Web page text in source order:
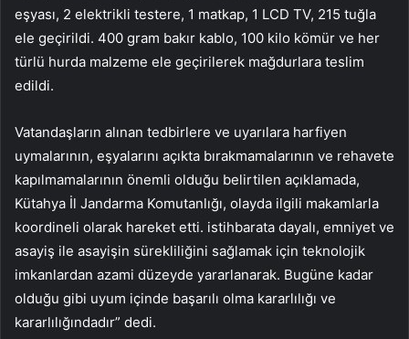
eşyası, 2 elektrikli testere, 1 matkap, 1 LCD TV, 215 tuğla
ele geçirildi. 400 gram bakır kablo, 100 kilo kömür ve her
türlü hurda malzeme ele geçirilerek mağdurlara teslim
edildi.
Vatandaşların alınan tedbirlere ve uyarılara harfiyen
uymalarının, eşyalarını açıkta bırakmamalarının ve rehavete
kapılmamalarının önemli olduğu belirtilen açıklamada,
Kütahya İl Jandarma Komutanlığı, olayda ilgili makamlarla
koordineli olarak hareket etti. istihbarata dayalı, emniyet ve
asayiş ile asayişin sürekliliğini sağlamak için teknolojik
imkanlardan azami düzeyde yararlanarak. Bugüne kadar
olduğu gibi uyum içinde başarılı olma kararlılığı ve
kararlılığındadır” dedi.